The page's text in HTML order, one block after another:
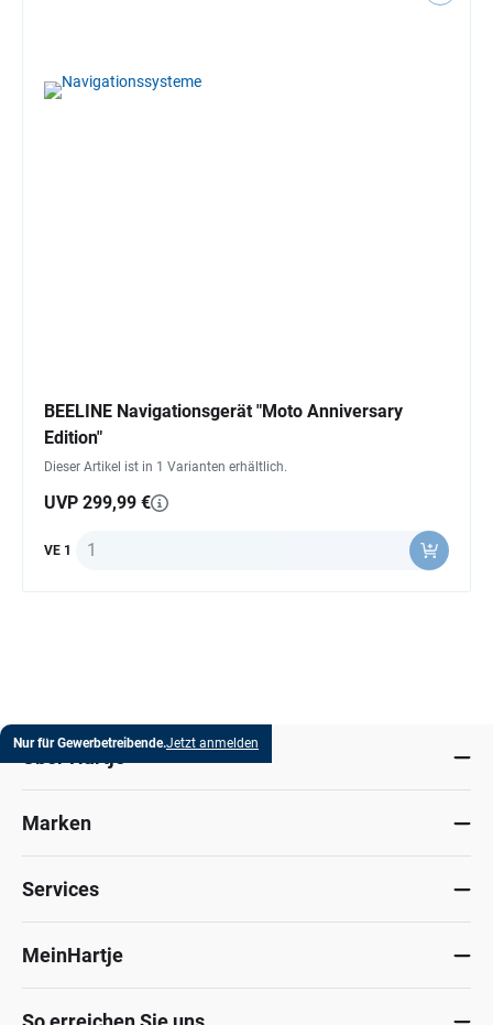
BEELINE Navigationsgerät "Moto Anniversary
Edition"
Dieser Artikel ist in 1 Varianten erhältlich.
UVP 299,99 €
VE 1 Anzahl
Nur für Gewerbetreibende.Jetzt anmelden
Marken
Services
MeinHartje